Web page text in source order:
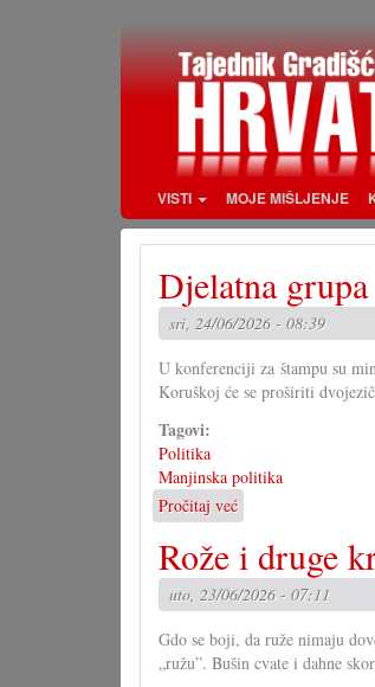
VISTI MOJE MIŠLJENJE
Djelatna
sri, 24/06/2026 - 08:39
U konferenciji za štampu su
Koruškoj će se proširiti
Tagovi:
Politika
Manjinska politika
Pročitaj već
Djelatna
grupa
za
novi
Rože i druge
uto, 23/06/2026 - 07:11
Gdo se boji, da ruže nimaju
„ružu”. Bušin cvate i dahne